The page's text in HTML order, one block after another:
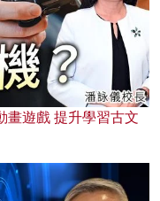
畫遊戲 提升學習古文